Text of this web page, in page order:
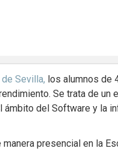
Sevilla, los alumnos de
Se trata de un
del Software y la
presencial en la